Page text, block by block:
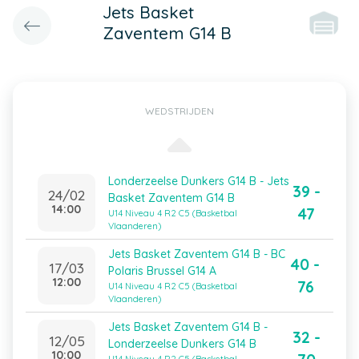
Jets Basket
Zaventem G14 B
WEDSTRIJDEN
24/02
14:00
Londerzeelse Dunkers G14 B - Jets
Basket Zaventem G14 B
U14 Niveau 4 R2 C5 (Basketbal
Vlaanderen)
39 -
47
17/03
12:00
Jets Basket Zaventem G14 B - BC
Polaris Brussel G14 A
U14 Niveau 4 R2 C5 (Basketbal
Vlaanderen)
40 -
76
12/05
10:00
Jets Basket Zaventem G14 B -
Londerzeelse Dunkers G14 B
32 -